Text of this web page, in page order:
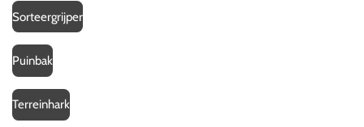
Sorteergrijper
Puinbak
Terreinhark